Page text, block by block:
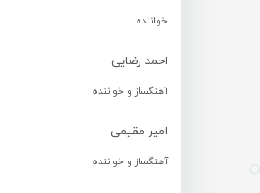
خواننده
احمد رضایی
آهنگساز و خواننده
امیر مقیمی
آهنگساز و خواننده